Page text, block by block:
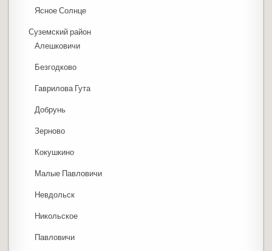
Ясное Солнце
Суземский район
Алешковичи
Безгодково
Гаврилова Гута
Добрунь
Зерново
Кокушкино
Малые Павловичи
Невдольск
Никольское
Павловичи